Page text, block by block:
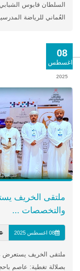
السلطان قابوس الشبابي
العُماني للرياضة
08
اغسطس
2025
ملتقى الخريف
والتخصصات ...
08 اغسطس 2025
ملتقى الخريف يستعرض
بصلالة تغطية: عاصم